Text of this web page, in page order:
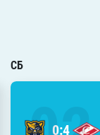
СБ
0:4